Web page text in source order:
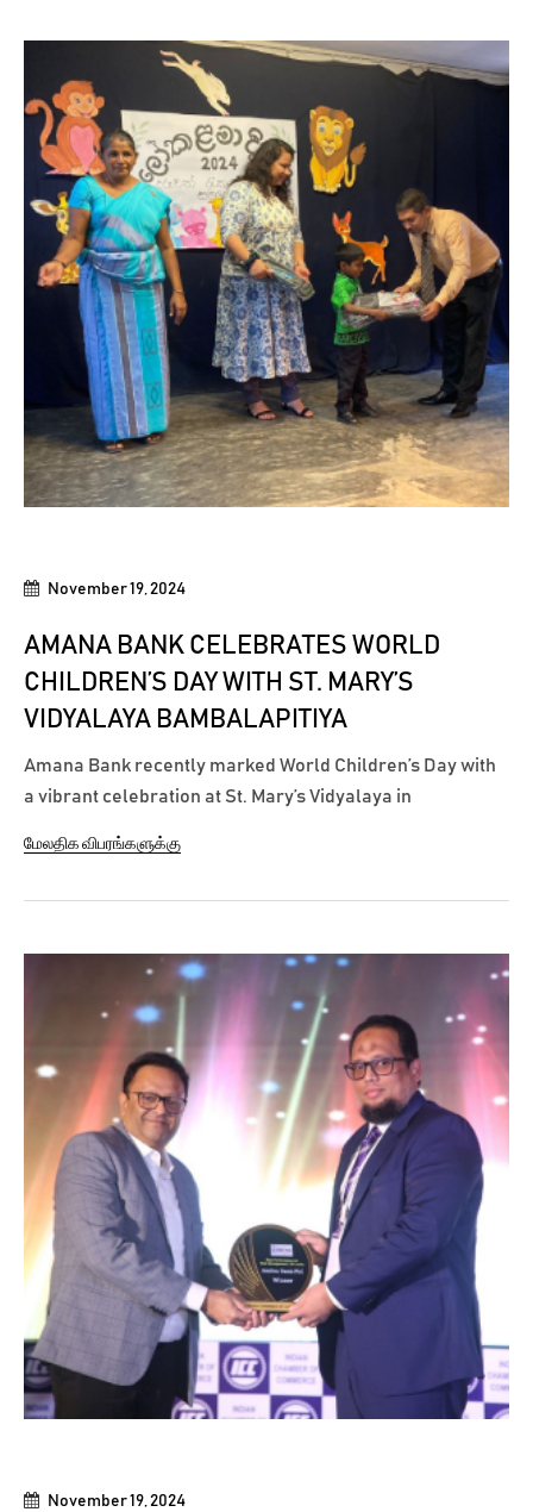
November 19, 2024
AMANA BANK CELEBRATES WORLD
CHILDREN’S DAY WITH ST. MARY’S
VIDYALAYA BAMBALAPITIYA
Amana Bank recently marked World Children’s Day with
a vibrant celebration at St. Mary’s Vidyalaya in
activities and special gifts for the students, highlighted
மேலதிக விபரங்களுக்கு
November 19, 2024